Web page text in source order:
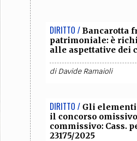
COLLABORA CON NOI
DIRITTO / Bancarotta
patrimoniale: è
alle aspettative dei
diDavide Ramaioli
DIRITTO / Gli
il concorso
commissivo: Cass.
23175/2025